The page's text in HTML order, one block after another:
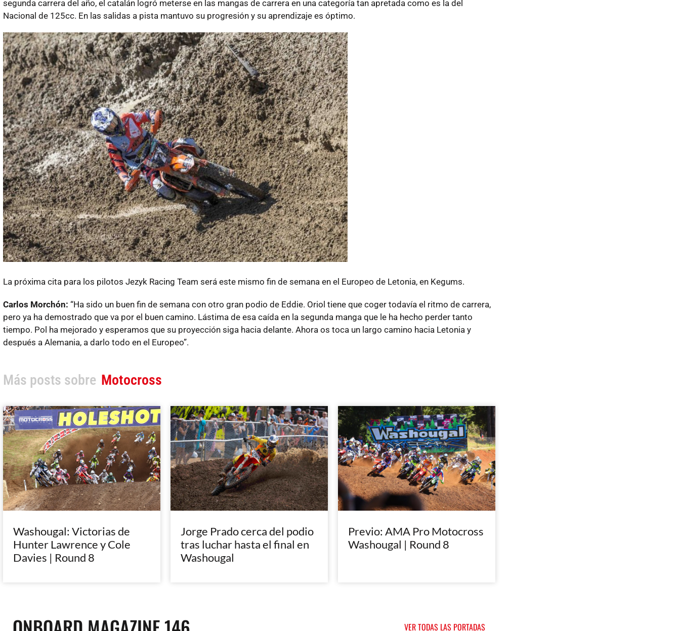
segunda carrera del año, el catalán logró meterse en las mangas de carrera en una categoría tan apretada como es la del
Nacional de 125cc. En las salidas a pista mantuvo su progresión y su aprendizaje es óptimo.
La próxima cita para los pilotos Jezyk Racing Team será este mismo fin de semana en el Europeo de Letonia, en Kegums.
Carlos Morchón: “Ha sido un buen fin de semana con otro gran podio de Eddie. Oriol tiene que coger todavía el ritmo de carrera,
pero ya ha demostrado que va por el buen camino. Lástima de esa caída en la segunda manga que le ha hecho perder tanto
tiempo. Pol ha mejorado y esperamos que su proyección siga hacia delante. Ahora os toca un largo camino hacia Letonia y
después a Alemania, a darlo todo en el Europeo”.
Más posts sobre Motocross
Washougal: Victorias de
Hunter Lawrence y Cole
Davies | Round 8
Jorge Prado cerca del podio
tras luchar hasta el final en
Washougal
Previo: AMA Pro Motocross
Washougal | Round 8
VER TODAS LAS PORTADAS